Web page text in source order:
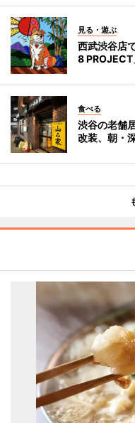
見る・遊ぶ
西武渋谷店
8
食べる
渋谷の老舗
改装、朝・